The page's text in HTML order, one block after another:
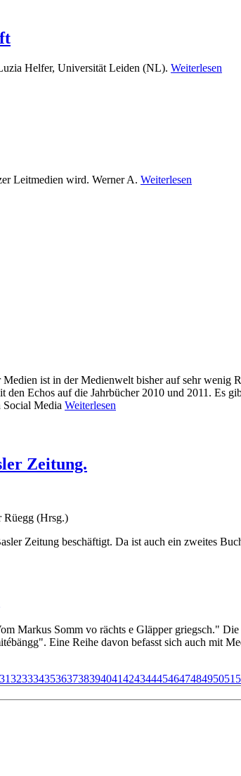
Helfer, Universität Leiden (NL). Weiterlesen
Leitmedien wird. Werner A. Weiterlesen
ist in der Medienwelt bisher auf sehr wenig
Echos auf die Jahrbücher 2010 und 2011. Es
Social Media Weiterlesen
Zeitung.
Rüegg (Hrsg.)
Zeitung beschäftigt. Da ist auch ein zweites
Markus Somm vo rächts e Gläpper griegsch."
Eine Reihe davon befasst sich auch
313233343536373839404142434445464748495051